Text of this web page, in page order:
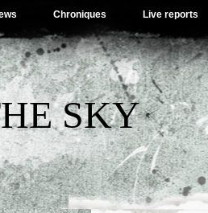
Chroniques Live reports
SKY